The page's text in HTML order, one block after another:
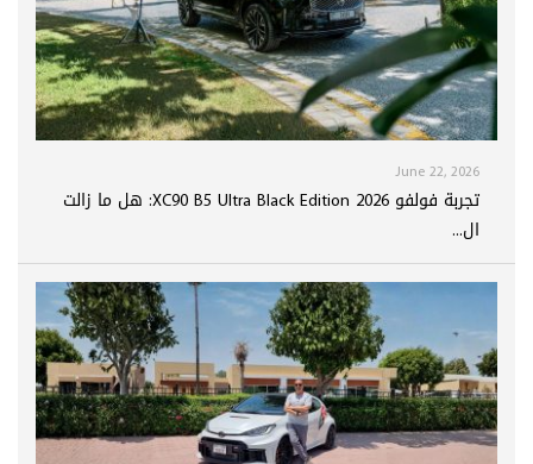
June 22, 2026
تجربة فولفو XC90 B5 Ultra Black Edition 2026: هل ما زالت
ال...